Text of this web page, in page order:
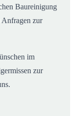
Baureinigung
Anfragen zur
im
zur